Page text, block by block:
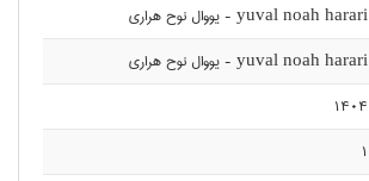
yuval noah harari - يووال نوح هراري
yuval noah harari - يووال نوح هراري
1404
1